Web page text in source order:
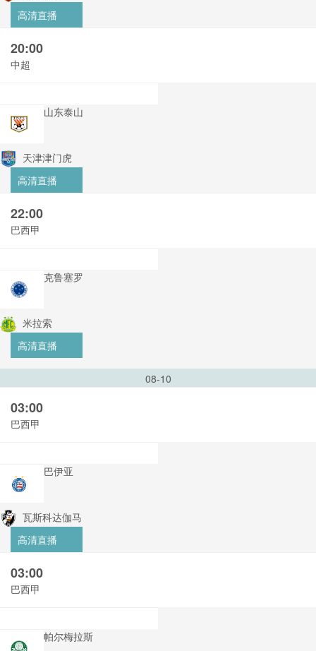
高清直播
20:00
中超
山东泰山
天津津门虎
高清直播
22:00
巴西甲
克鲁塞罗
米拉索
高清直播
08-10
03:00
巴西甲
巴伊亚
瓦斯科达伽马
高清直播
03:00
巴西甲
帕尔梅拉斯